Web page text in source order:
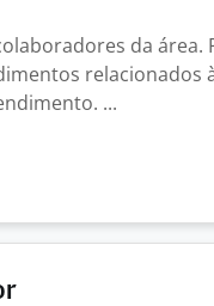
da área.
relacionados
...